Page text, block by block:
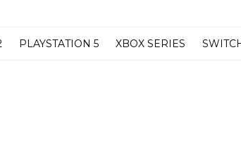
PLAYSTATION 5 XBOX SERIES